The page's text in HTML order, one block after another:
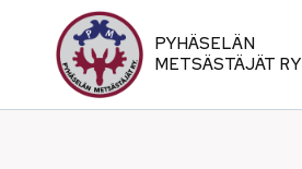
sisältöön
PYHÄSELÄN
METSÄSTÄJÄT RY